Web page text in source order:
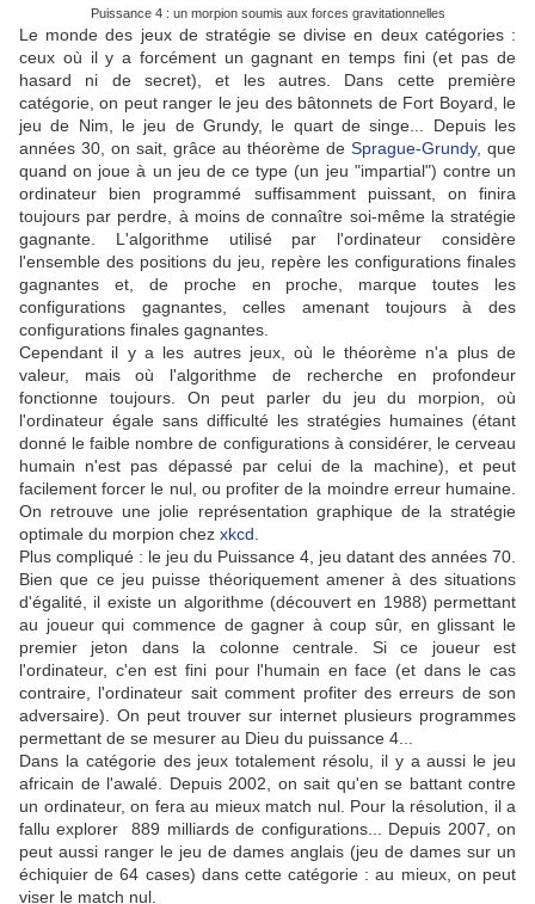
Puissance 4 : un morpion soumis aux forces gravitationnelles
Le monde des jeux de stratégie se divise en deux catégories :
ceux où il y a forcément un gagnant en temps fini (et pas de
hasard ni de secret), et les autres. Dans cette première
catégorie, on peut ranger le jeu des bâtonnets de Fort Boyard, le
jeu de Nim, le jeu de Grundy, le quart de singe... Depuis les
années 30, on sait, grâce au théorème de Sprague-Grundy, que
quand on joue à un jeu de ce type (un jeu "impartial") contre un
ordinateur bien programmé suffisamment puissant, on finira
toujours par perdre, à moins de connaître soi-même la stratégie
gagnante. L'algorithme utilisé par l'ordinateur considère
l'ensemble des positions du jeu, repère les configurations finales
gagnantes et, de proche en proche, marque toutes les
configurations gagnantes, celles amenant toujours à des
configurations finales gagnantes.
Cependant il y a les autres jeux, où le théorème n'a plus de
valeur, mais où l'algorithme de recherche en profondeur
fonctionne toujours. On peut parler du jeu du morpion, où
l'ordinateur égale sans difficulté les stratégies humaines (étant
donné le faible nombre de configurations à considérer, le cerveau
humain n'est pas dépassé par celui de la machine), et peut
facilement forcer le nul, ou profiter de la moindre erreur humaine.
On retrouve une jolie représentation graphique de la stratégie
optimale du morpion chez xkcd
Plus compliqué : le jeu du Puissance 4, jeu datant des années 70.
Bien que ce jeu puisse théoriquement amener à des situations
d'égalité, il existe un algorithme (découvert en 1988) permettant
au joueur qui commence de gagner à coup sûr, en glissant le
premier jeton dans la colonne centrale. Si ce joueur est
l'ordinateur, c'en est fini pour l'humain en face (et dans le cas
contraire, l'ordinateur sait comment profiter des erreurs de son
adversaire). On peut trouver sur internet plusieurs programmes
permettant de se mesurer au Dieu du puissance 4...
Dans la catégorie des jeux totalement résolu, il y a aussi le jeu
africain de l'awalé. Depuis 2002, on sait qu'en se battant contre
un ordinateur, on fera au mieux match nul. Pour la résolution, il a
fallu explorer 889 milliards de configurations... Depuis 2007, on
peut aussi ranger le jeu de dames anglais (jeu de dames sur un
échiquier de 64 cases) dans cette catégorie : au mieux, on peut
viser le match nul.